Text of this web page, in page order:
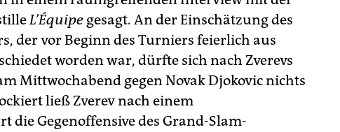
L’Équipe gesagt. An der Einschätzung des
der vor Beginn des Turniers feierlich aus
worden war, dürfte sich nach Zverevs
Mittwochabend gegen Novak Djokovic nichts
ließ Zverev nach einem
die Gegenoffensive des Grand-Slam-